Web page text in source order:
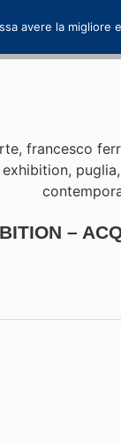
–
avere la migliore